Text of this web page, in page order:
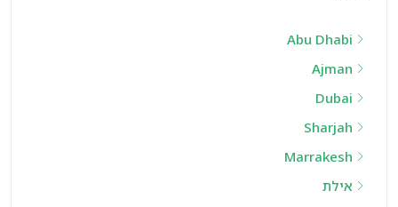
Abu Dhabi
Ajman
Dubai
Sharjah
Marrakesh
אילת